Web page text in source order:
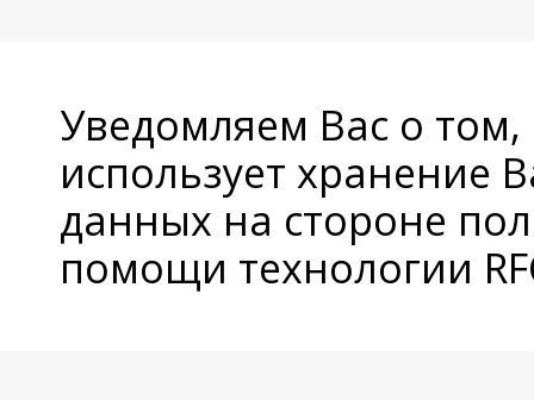
Уведомляем Вас о
использует хранение
данных на стороне
помощи технологии